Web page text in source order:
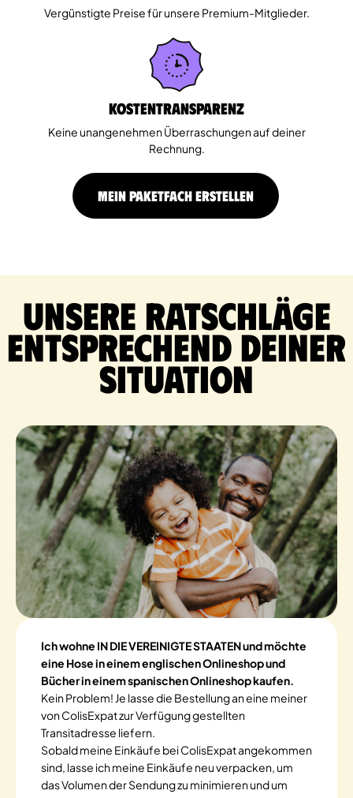
Vergünstigte Preise für unsere Premium-Mitglieder.
Kostentransparenz
Keine unangenehmen Überraschungen auf deiner
Rechnung.
MEIN PAKETFACH ERSTELLEN
Unsere Ratschläge
entsprechend deiner
Situation
Ich wohne IN DIE VEREINIGTE STAATEN und möchte
eine Hose in einem englischen Onlineshop und
Bücher in einem spanischen Onlineshop kaufen.
Kein Problem! Je lasse die Bestellung an eine meiner
von ColisExpat zur Verfügung gestellten
Transitadresse liefern.
Sobald meine Einkäufe bei ColisExpat angekommen
sind, lasse ich meine Einkäufe neu verpacken, um
das Volumen der Sendung zu minimieren und um